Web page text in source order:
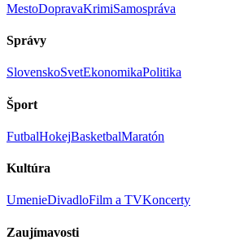
MestoDopravaKrimiSamospráva
Správy
SlovenskoSvetEkonomikaPolitika
Šport
FutbalHokejBasketbalMaratón
Kultúra
UmenieDivadloFilm a TVKoncerty
Zaujímavosti